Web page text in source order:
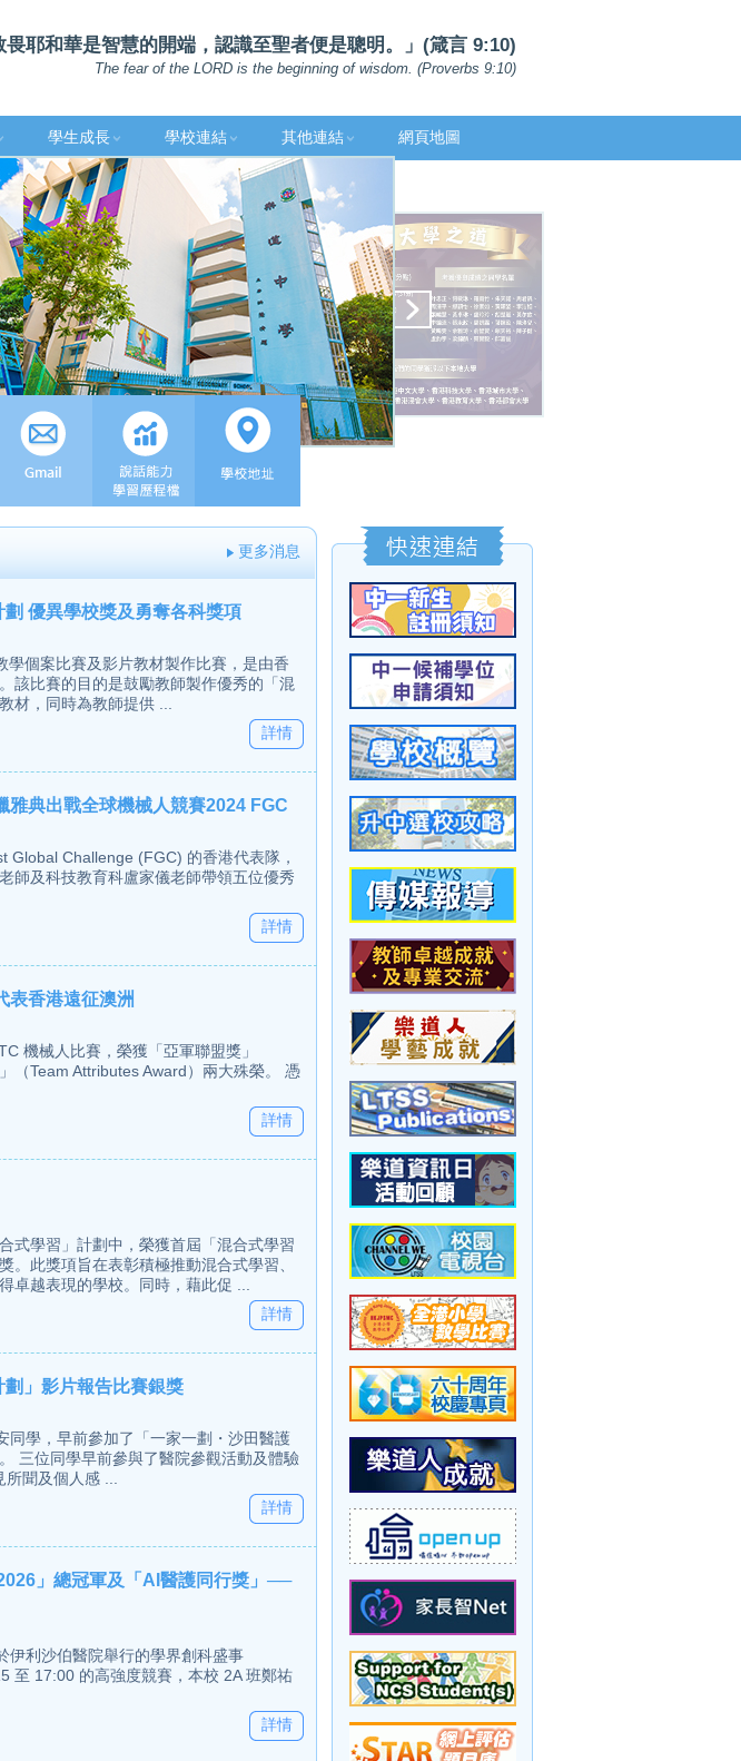
畏耶和華是智慧的開端，認識至聖者便是聰明。」(箴言 9:10)
The fear of the LORD is the beginning of wisdom. (Proverbs 9:10)
學生成長 學校連結 其他連結 網頁地圖
更多消息
優異學校獎及勇奪各科獎項
個案比賽及影片教材製作比賽，是由香
該比賽的目的是鼓勵教師製作優秀的「混
材，同時為教師提供 ...
詳情
雅典出戰全球機械人競賽2024 FGC
Global Challenge (FGC) 的香港代表隊，
師及科技教育科盧家儀老師帶領五位優秀
詳情
表香港遠征澳洲
機械人比賽，榮獲「亞軍聯盟獎」
（Team Attributes Award）兩大殊榮。 憑
詳情
式學習」計劃中，榮獲首屆「混合式學習
。此獎項旨在表彰積極推動混合式學習、
卓越表現的學校。同時，藉此促 ...
詳情
」影片報告比賽銀獎
同學，早前參加了「一家一劃・沙田醫護
三位同學早前參與了醫院參觀活動及體驗
聞及個人感 ...
詳情
」總冠軍及「AI醫護同行獎」──
伊利沙伯醫院舉行的學界創科盛事
至 17:00 的高強度競賽，本校 2A 班鄭祐
詳情